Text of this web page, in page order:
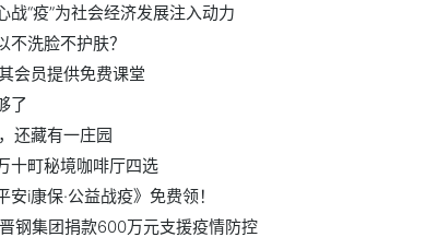
“疫”为社会经济发展注入动力
洗脸不护肤？
会员提供免费课堂
了
还藏有一庄园
十町秘境咖啡厅四选
i康保·公益战疫》免费领！
钢集团捐款600万元支援疫情防控